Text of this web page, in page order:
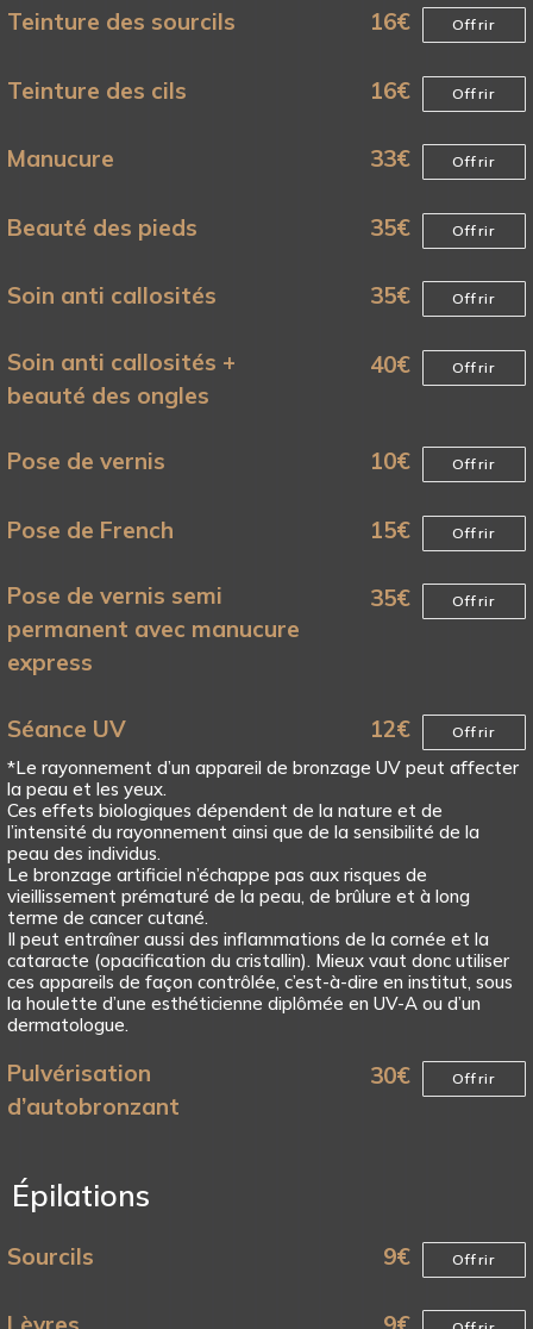
Teinture des sourcils 16€ Offrir
Teinture des cils 16€ Offrir
Manucure 33€ Offrir
Beauté des pieds 35€ Offrir
Soin anti callosités 35€ Offrir
Soin anti callosités +
beauté des ongles
40€ Offrir
Pose de vernis 10€ Offrir
Pose de French 15€ Offrir
Pose de vernis semi
permanent avec manucure
express
35€ Offrir
Séance UV 12€ Offrir
*Le rayonnement d’un appareil de bronzage UV peut affecter
la peau et les yeux.
Ces effets biologiques dépendent de la nature et de
l’intensité du rayonnement ainsi que de la sensibilité de la
peau des individus.
Le bronzage artificiel n’échappe pas aux risques de
vieillissement prématuré de la peau, de brûlure et à long
terme de cancer cutané.
Il peut entraîner aussi des inflammations de la cornée et la
cataracte (opacification du cristallin). Mieux vaut donc utiliser
ces appareils de façon contrôlée, c’est-à-dire en institut, sous
la houlette d’une esthéticienne diplômée en UV-A ou d’un
dermatologue.
Pulvérisation
d’autobronzant
30€ Offrir
Épilations
Sourcils 9€ Offrir